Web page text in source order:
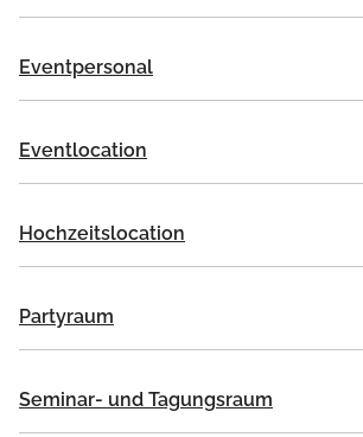
Eventpersonal
Eventlocation
Hochzeitslocation
Partyraum
Seminar- und Tagungsraum